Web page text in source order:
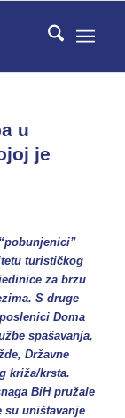
u
je
turističkog
za brzu
S druge
Doma
spašavanja,
Državne
križa/krsta.
BiH pružale
uništavanje